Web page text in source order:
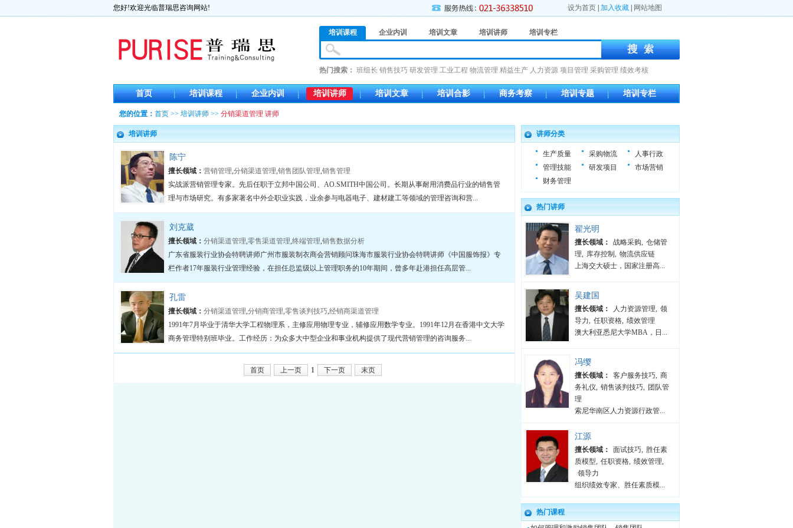
您好!欢迎光临普瑞思咨询网站! 设为首页 加入收藏 网站地图
培训课程 企业内训 培训文章 培训讲师 培训专栏
热门搜索： 班组长 销售技巧 研发管理 工业工程 物流管理 精益生产 人力资源 项目管理 采购管理 绩效考核
首页 培训课程 企业内训 培训讲师 培训文章 培训合影 商务考察 培训专题 培训专栏
您的位置： 首页 >> 培训讲师 >> 分销渠道管理 讲师
培训讲师
陈宁
擅长领域： 营销管理,分销渠道管理,销售团队管理,销售管理
实战派营销管理专家。先后任职于立邦中国公司、AO.SMITH中国公司。长期从事耐用消费品行业的销售管
理与市场研究。有多家著名中外企职业实践，业余参与电器电子、建材建工等领域的管理咨询和营...
刘克葳
擅长领域： 分销渠道管理,零售渠道管理,终端管理,销售数据分析
广东省服装行业协会特聘讲师广州市服装制衣商会营销顾问珠海市服装行业协会特聘讲师《中国服饰报》专
栏作者17年服装行业管理经验，在担任总监级以上管理职务的10年期间，曾多年赴港担任高层管...
孔雷
擅长领域： 分销渠道管理,分销商管理,零售谈判技巧,经销商渠道管理
1991年7月毕业于清华大学工程物理系，主修应用物理专业，辅修应用数学专业。1991年12月在香港中文大学
商务管理特别班毕业。工作经历：为众多大中型企业和事业机构提供了现代营销管理的咨询服务...
首页 上一页 1 下一页 末页
讲师分类
生产质量 采购物流
人事行政
管理技能
研发项目
市场营销
财务管理
热门讲师
翟光明
擅长领域： 战略采购, 仓储管
理, 库存控制 , 物流供应链
上海交大硕士，国家注册高...
吴建国
擅长领域： 人力资源管理, 领
导力, 任职资格, 绩效管理
澳大利亚悉尼大学MBA，日...
冯缨
擅长领域： 客户服务技巧, 商
务礼仪, 销售谈判技巧, 团队管
理
索尼华南区人力资源行政管...
江源
擅长领域： 面试技巧, 胜任素
质模型, 任职资格, 绩效管理,
领导力
组织绩效专家、胜任素质模...
热门课程